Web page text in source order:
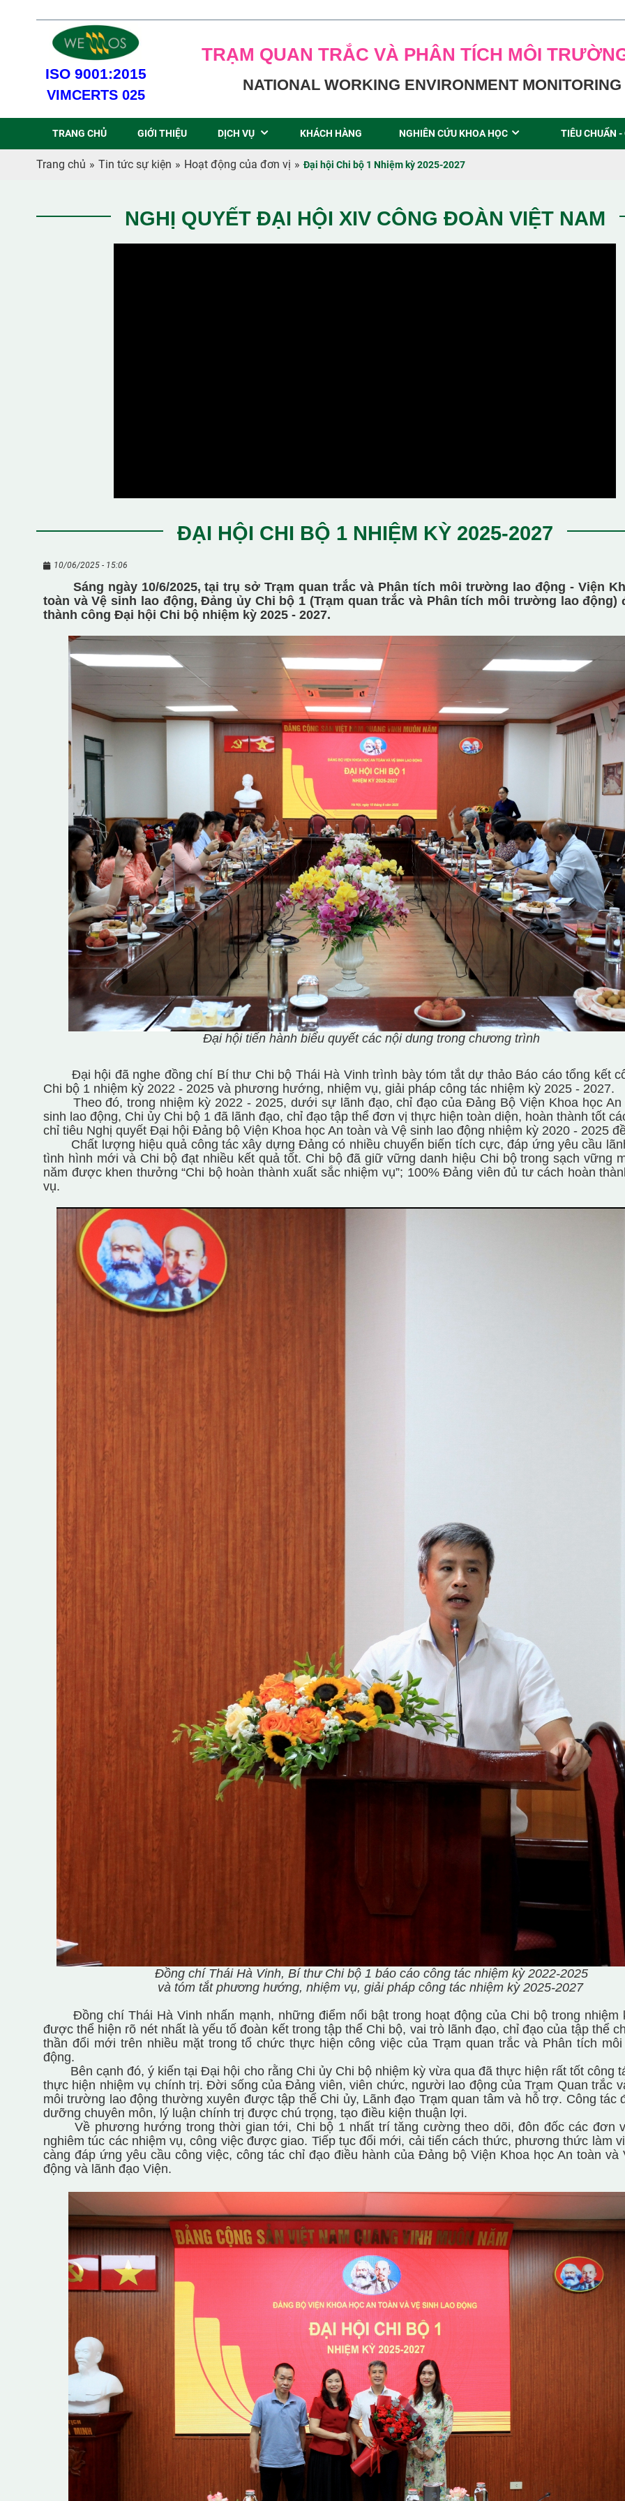
ISO 9001:2015
VIMCERTS 025
TRẠM QUAN TRẮC VÀ PHÂN TÍCH MÔI
NATIONAL WORKING ENVIRONMENT MONITORING
TRANG CHỦ GIỚI THIỆU DỊCH VỤ KHÁCH HÀNG NGHIÊN CỨU KHOA HỌC TIÊU CHUẨN -
Trang chủ » Tin tức sự kiện » Hoạt động của đơn vị » Đại hội Chi bộ 1 Nhiệm kỳ 2025-2027
NGHỊ QUYẾT ĐẠI HỘI XIV CÔNG ĐOÀN VIỆT NAM
ĐẠI HỘI CHI BỘ 1 NHIỆM KỲ 2025-2027
10/06/2025 - 15:06
Sáng ngày 10/6/2025, tại trụ sở Trạm quan trắc và Phân tích môi trường lao động - Viện
toàn và Vệ sinh lao động, Đảng ủy Chi bộ 1 (Trạm quan trắc và Phân tích môi trường lao động)
thành công Đại hội Chi bộ nhiệm kỳ 2025 - 2027.
Đại hội tiến hành biểu quyết các nội dung trong chương trình
Đại hội đã nghe đồng chí Bí thư Chi bộ Thái Hà Vinh trình bàytóm tắt dự thảo Báo cáo tổng kết
Chi bộ 1 nhiệm kỳ 2022 - 2025 và phương hướng, nhiệm vụ, giải pháp công tác nhiệm kỳ 2025 - 2027.
Theo đó, trong nhiệm kỳ 2022 - 2025, dưới sự lãnh đạo, chỉ đạo của Đảng Bộ Viện Khoa học An
sinh lao động, Chi ủy Chi bộ 1 đã lãnh đạo, chỉ đạo tập thể đơn vị thực hiện toàn diện, hoàn thành tốt
chỉ tiêu Nghị quyết Đại hội Đảng bộ Viện Khoa học An toàn và Vệ sinh lao động nhiệm kỳ 2020 - 2025
Chất lượng hiệu quả công tác xây dựng Đảng có nhiều chuyển biến tích cực, đáp ứng yêu cầu
tình hình mới và Chi bộ đạt nhiều kết quả tốt. Chi bộ đã giữ vững danh hiệu Chi bộ trong sạch vững
năm được khen thưởng “Chi bộ hoàn thành xuất sắc nhiệm vụ”; 100% Đảng viên đủ tư cách hoàn
vụ.
Đồng chí Thái Hà Vinh, Bí thư Chi bộ 1 báo cáo công tác nhiệm kỳ 2022-2025
và tóm tắt phương hướng, nhiệm vụ, giải pháp công tác nhiệm kỳ 2025-2027
Đồng chí Thái Hà Vinh nhấn mạnh, những điểm nổi bật trong hoạt động của Chi bộ trong nhiệm
được thể hiện rõ nét nhất là yếu tố đoàn kết trong tập thể Chi bộ, vai trò lãnh đạo, chỉ đạo của tập thể
thần đổi mới trên nhiều mặt trong tổ chức thực hiện công việc của Trạm quan trắc và Phân tích
động.
Bên cạnh đó, ý kiến tại Đại hội cho rằng Chi ủy Chi bộ nhiệm kỳ vừa qua đã thực hiện rất tốt công
thực hiện nhiệm vụ chính trị. Đời sống của Đảng viên, viên chức, người lao động của Trạm Quan trắc
môi trường lao động thường xuyên được tập thể Chi ủy, Lãnh đạo Trạm quan tâm và hỗ trợ. Công tác
dưỡng chuyên môn, lý luận chính trị được chú trọng, tạo điều kiện thuận lợi.
Về phương hướng trong thời gian tới, Chi bộ 1 nhất trí tăng cường theo dõi, đôn đốc các đơn
nghiêm túc các nhiệm vụ, công việc được giao. Tiếp tục đổi mới, cải tiến cách thức, phương thức làm
càng đáp ứng yêu cầu công việc, công tác chỉ đạo điều hành của Đảng bộViện Khoa học An toàn và
động và lãnh đạo Viện.